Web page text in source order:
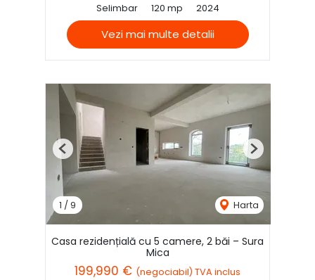
Selimbar
120 mp 2024
Vezi mai multe detalii
1 /9 Harta
Previous Next
Casa rezidențială cu 5 camere, 2 băi – Sura
Mica
199,990 € (negociabil) TVA inclus